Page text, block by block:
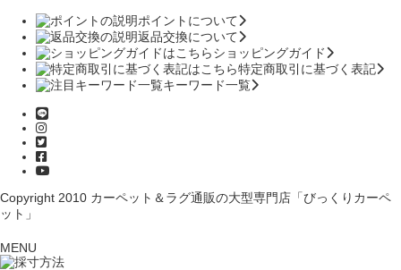
ポイントについて
返品交換について
ショッピングガイド
特定商取引に基づく表記
キーワード一覧
Copyright 2010 カーペット＆ラグ通販の大型専門店「びっくりカーペ
ット」
MENU